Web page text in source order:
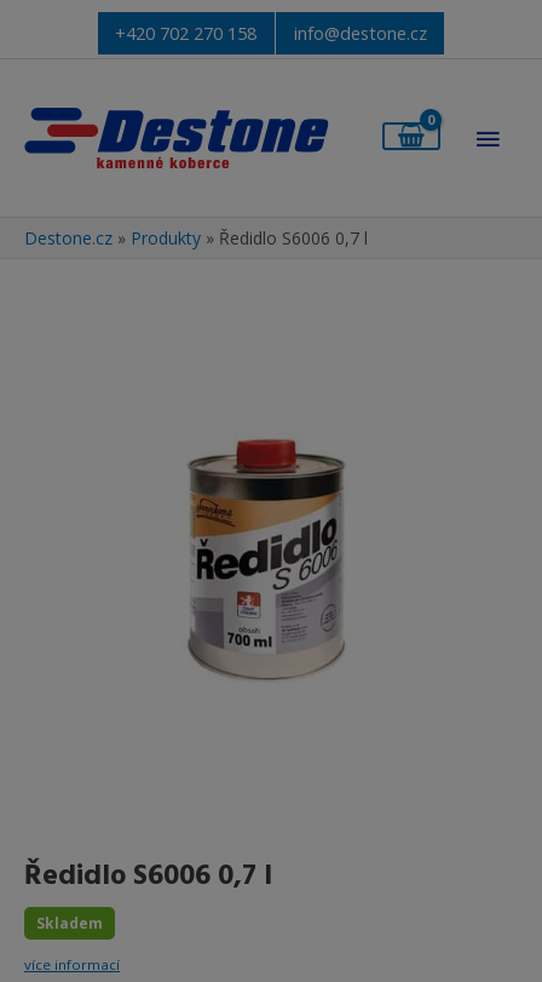
+420 702 270 158 info@destone.cz
Destone.cz » Produkty » Ředidlo S6006 0,7 l
Ředidlo S6006 0,7 l
Skladem
více informací